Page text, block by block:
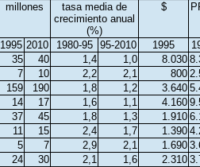
millones
tasa media de
crecimiento anual
(%)
$
1995 2010 1980-95 95-2010 1995
35 40 1,4 1,0 8.030
7 10 2,2 2,1 800
159 190 1,8 1,2 3.640
14 17 1,6 1,1 4.160
37 45 1,8 1,3 1.910
11 15 2,4 1,7 1.390
5 7 2,9 2,1 1.690
24 30 2,1 1,6 2.310